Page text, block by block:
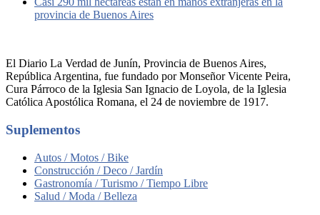
provincia de Buenos Aires
El Diario La Verdad de Junín, Provincia de Buenos Aires,
República Argentina, fue fundado por Monseñor Vicente Peira,
Cura Párroco de la Iglesia San Ignacio de Loyola, de la Iglesia
Católica Apostólica Romana, el 24 de noviembre de 1917.
Suplementos
Autos / Motos / Bike
Construcción / Deco / Jardín
Gastronomía / Turismo / Tiempo Libre
Salud / Moda / Belleza